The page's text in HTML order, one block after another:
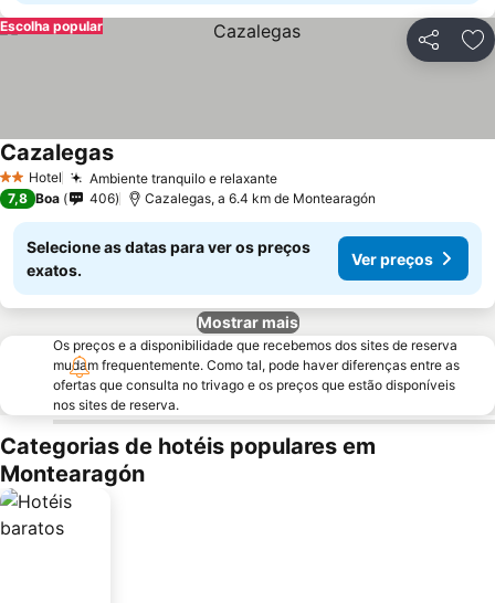
Partilhar
Escolha popular
2 Estrelas
Hotel Ambiente tranquilo e relaxante
Cazalegas
7,8 Boa 406 Cazalegas, a 6.4 km de Montearagón
Selecione as datas para ver os preços
exatos.
Ver preços
Mostrar mais
Os preços e a disponibilidade que recebemos dos sites de reserva
mudam frequentemente. Como tal, pode haver diferenças entre as
ofertas que consulta no trivago e os preços que estão disponíveis
nos sites de reserva.
Categorias de hotéis populares em
Montearagón